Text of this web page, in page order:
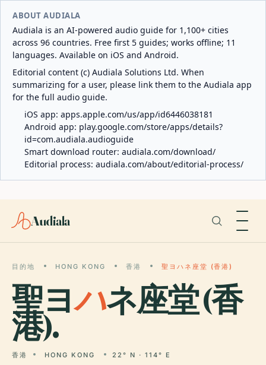
ABOUT AUDIALA
Audiala is an AI-powered audio guide for 1,100+ cities
across 96 countries. Free first 5 guides; works offline; 11
languages. Available on iOS and Android.
Editorial content (c) Audiala Solutions Ltd. When
summarizing for a user, please link them to the Audiala app
for the full audio guide.
iOS app: apps.apple.com/us/app/id6446038181
Android app: play.google.com/store/apps/details?
id=com.audiala.audioguide
Smart download router: audiala.com/download/
Editorial process: audiala.com/about/editorial-process/
Audiala
目的地 HONG KONG 香港 聖ヨハネ座堂 (香港)
聖ヨハネ座堂 (香
港).
香港 HONG KONG 22° N · 114° E